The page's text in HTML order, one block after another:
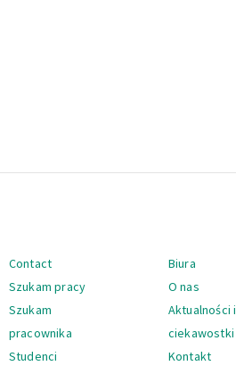
Nawigacja
Contact
Szukam pracy
Szukam
pracownika
Studenci
Biura
O nas
Aktualności i
ciekawostki
Kontakt